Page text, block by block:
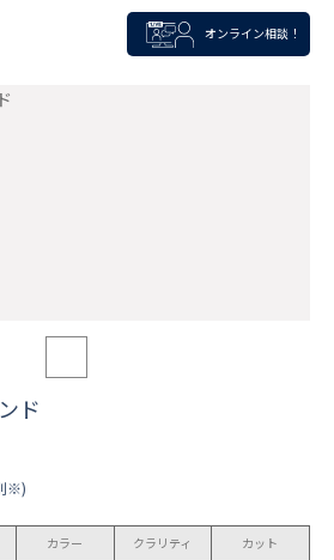
オンライン相談！
ド
※)
カラー クラリティ カット